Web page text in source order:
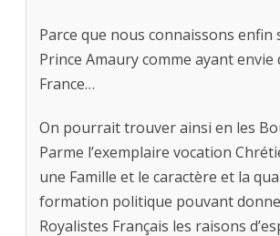
Parce que nous connaissons enfin
Prince Amaury comme ayant envie
France…
On pourrait trouver ainsi en les
Parme l’exemplaire vocation
une Famille et le caractère et la
formation politique pouvant
Royalistes Français les raisons